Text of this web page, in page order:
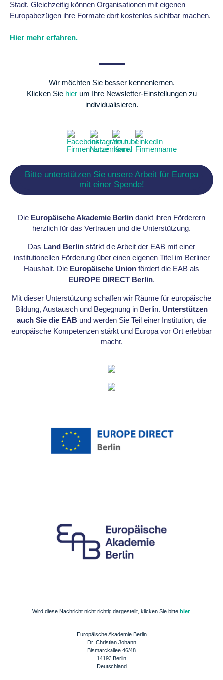
Stadt. Gleichzeitig können Organisationen mit eigenen
Europabezügen ihre Formate dort kostenlos sichtbar machen.
Hier mehr erfahren.
Wir möchten Sie besser kennenlernen.
Klicken Sie hierum Ihre Newsletter-Einstellungen zu
individualisieren.
Bitte unterstützen Sie unsere Arbeit für Europa
mit einer Spende!
Die Europäische Akademie Berlin dankt ihren Förderern
herzlich für das Vertrauen und die Unterstützung.
Das Land Berlin stärkt die Arbeit der EAB mit einer
institutionellen Förderung über einen eigenen Titel im Berliner
Haushalt. Die Europäische Union fördert die EAB als
EUROPE DIRECT Berlin.
Mit dieser Unterstützung schaffen wir Räume für europäische
Bildung, Austausch und Begegnung in Berlin. Unterstützen
auch Sie die EAB und werden Sie Teil einer Institution, die
europäische Kompetenzen stärkt und Europa vor Ort erlebbar
macht.
Wird diese Nachricht nicht richtig dargestellt, klicken Sie bitte hier.
Europäische Akademie Berlin
Dr. Christian Johann
Bismarckallee 46/48
14193 Berlin
Deutschland